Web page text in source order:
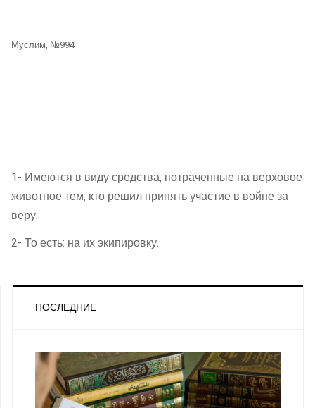
Муслим, №994
1- Имеются в виду средства, потраченные на верховое
животное тем, кто решил принять участие в войне за
веру.
2- То есть: на их экипировку.
ПОСЛЕДНИЕ